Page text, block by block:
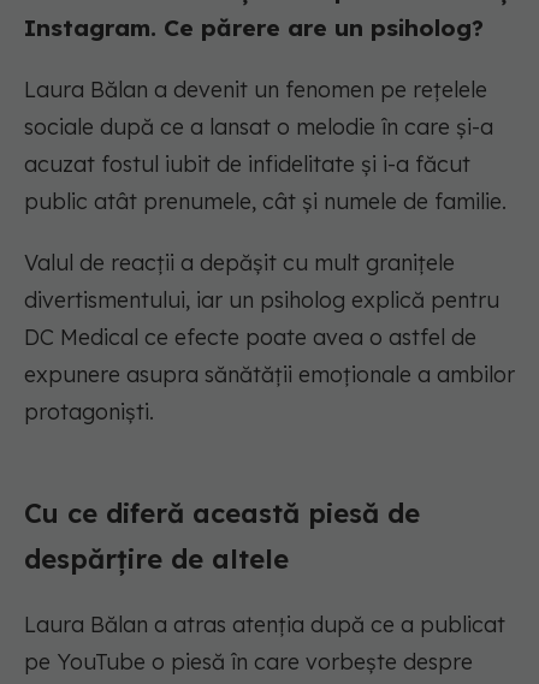
Instagram. Ce părere are un psiholog?
Laura Bălan a devenit un fenomen pe rețelele
sociale după ce a lansat o melodie în care și-a
acuzat fostul iubit de infidelitate și i-a făcut
public atât prenumele, cât și numele de familie.
Valul de reacții a depășit cu mult granițele
divertismentului, iar un psiholog explică pentru
DC Medical ce efecte poate avea o astfel de
expunere asupra sănătății emoționale a ambilor
protagoniști.
Cu ce diferă această piesă de
despărțire de altele
Laura Bălan a atras atenția după ce a publicat
pe YouTube o piesă în care vorbește despre